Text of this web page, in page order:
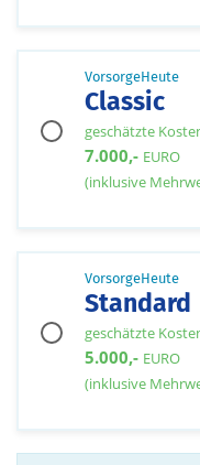
VorsorgeHeute
Classic
geschätzte
7.000,- EURO
(inklusive
VorsorgeHeute
Standard
geschätzte
5.000,- EURO
(inklusive